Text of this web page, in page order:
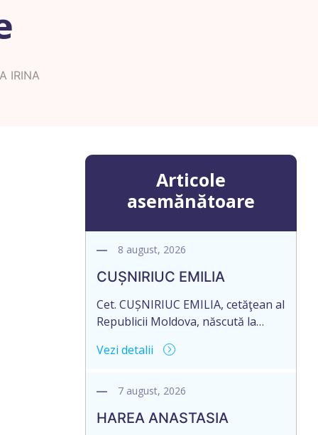
IRINA
Articole
asemănătoare
8 august, 2026
CUȘNIRIUC EMILIA
Cet. CUȘNIRIUC EMILIA, cetăţean al
Republicii Moldova, născută la
2005037033108, domiciliată în
satul Comarovca, aduce la
actului notarial: Certificatului de
Vezi detalii
7 august, 2026
HAREA ANASTASIA